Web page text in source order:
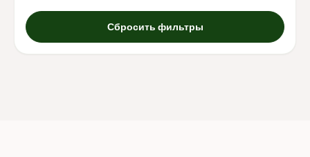
Сбросить фильтры